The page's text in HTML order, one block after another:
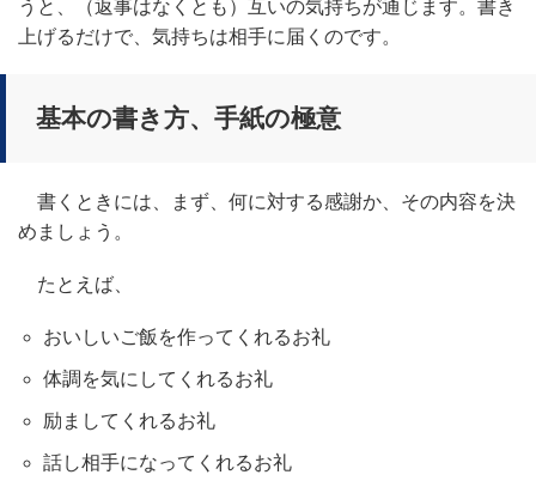
うと、（返事はなくとも）互いの気持ちが通じます。書き
上げるだけで、気持ちは相手に届くのです。
基本の書き方、手紙の極意
書くときには、まず、何に対する感謝か、その内容を決
めましょう。
たとえば、
おいしいご飯を作ってくれるお礼
体調を気にしてくれるお礼
励ましてくれるお礼
話し相手になってくれるお礼